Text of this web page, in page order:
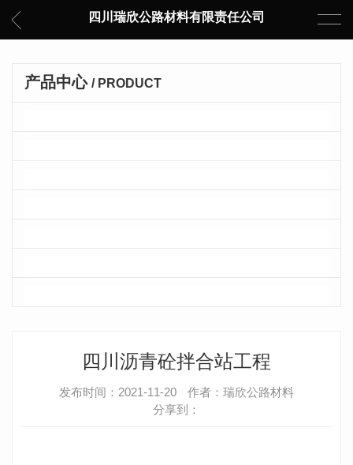
四川瑞欣公路材料有限责任公司
产品中心 / PRODUCT
四川沥青砼拌合站工程
发布时间：2021-11-20
作者：瑞欣公路材料
分享到：